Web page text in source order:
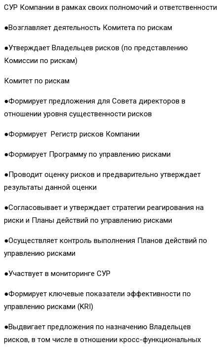
СУР Компании в рамках своих полномочий и ответственности
●Возглавляет деятельность Комитета по рискам
●Утверждает Владельцев рисков (по представлению
Комиссии по рискам)
Комитет по рискам
●Формирует предложения для Совета директоров в
отношении уровня существенности рисков
●Формирует Регистр рисков Компании
●Формирует Программу по управлению рисками
●Проводит оценку рисков и предварительно утверждает
результаты данной оценки
●Согласовывает и утверждает стратегии реагирования на
риски и Планы действий по управлению рисками
●Осуществляет контроль выполнения Планов действий по
управлению рисками
●Участвует в мониторинге СУР
●Формирует ключевые показатели эффективности по
управлению рисками (KRI)
●Выдвигает предложения по назначению Владельцев
рисков, в том числе в отношении кросс-функциональных